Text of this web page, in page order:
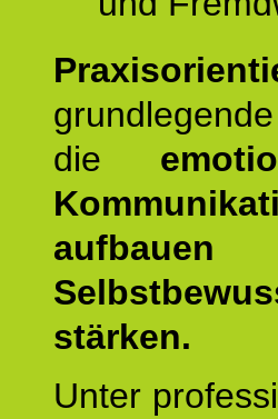
die
aufbauen
stärken.
Unter